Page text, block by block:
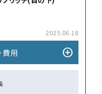
2025.06.18
費⽤ add_circle